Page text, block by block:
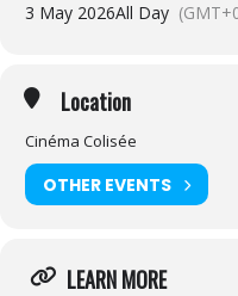
3 May 2026All Day
Location
Cinéma Colisée
OTHER EVENTS
LEARN MORE